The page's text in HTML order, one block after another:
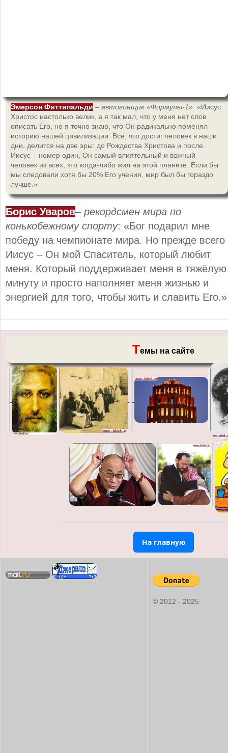
Эмерсон Фиттипальди – автогонщик «Формулы-1»: «Иисус
Христос настолько велик, а я так мал, что у меня нет слов
описать Его, но я точно знаю, что Он радикально поменял
историю нашей цивилизации. Всё, что достиг человек в наши
дни, делится на две эры: до Рождества Христова и после.
Иисус – номер один, Он самый влиятельный и важный
человек из всех, кто когда-либо жил на этой планете. Если бы
мы следовали хотя бы 20% Его учения, мир был бы гораздо
лучше.»
Борис Уваров– рекордсмен мира по
конькобежному спорту: «Бог подарил мне
победу на чемпионате мира. Но прежде всего
Иисус – Он мой Спаситель, который любит
меня. Который поддерживает меня в тяжёлую
минуту и просто наполняет меня жизнью и
энергией для того, чтобы жить и славить Его.»
Темы на сайте
На главную
© 2012 - 2025